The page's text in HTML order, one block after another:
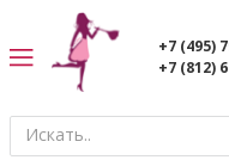
+7 (495)
+7 (812)